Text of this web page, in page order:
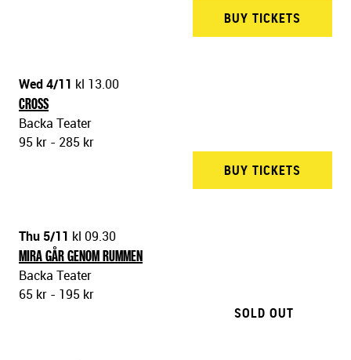
BUY TICKETS
Wed 4/11 kl 13.00
CROSS
Backa Teater
95 kr - 285 kr
BUY TICKETS
Thu 5/11 kl 09.30
MIRA GÅR GENOM RUMMEN
Backa Teater
65 kr - 195 kr
SOLD OUT